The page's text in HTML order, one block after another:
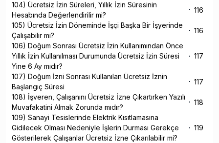
104) Ücretsiz İzin Süreleri, Yıllık İzin Süresinin
Hesabında Değerlendirilir mi?
116
105) Ücretsiz İzin Döneminde İşçi Başka Bir İşyerinde
Çalışabilir mi?
116
106) Doğum Sonrası Ücretsiz İzin Kullanımından Önce
Yıllık İzin Kullanılması Durumunda Ücretsiz İzin Süresi
Yine 6 Ay mıdır?
117
107) Doğum İzni Sonrası Kullanılan Ücretsiz İznin
Başlangıç Süresi
117
108) İşveren, Çalışanını Ücretsiz İzne Çıkartırken Yazılı
Muvafakatini Almak Zorunda mıdır?
118
109) Sanayi Tesislerinde Elektrik Kısıtlamasına
Gidilecek Olması Nedeniyle İşlerin Durması Gerekçe
Gösterilerek Çalışanlar Ücretsiz İzne Çıkarılabilir mi?
119